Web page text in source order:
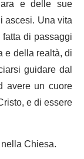
e delle sue
ascesi. Una vita
di passaggi
della realtà, di
guidare dal
avere un cuore
e di essere
Chiesa.